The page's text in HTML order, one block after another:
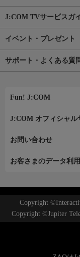
J:COM TVサービスガ
イベント・プレゼント
サポート・よくある質
Fun! J:COM
J:COM オフィシャル
お問い合わせ
お客さまのデータ利
Copyright
Copyright ©Jupiter